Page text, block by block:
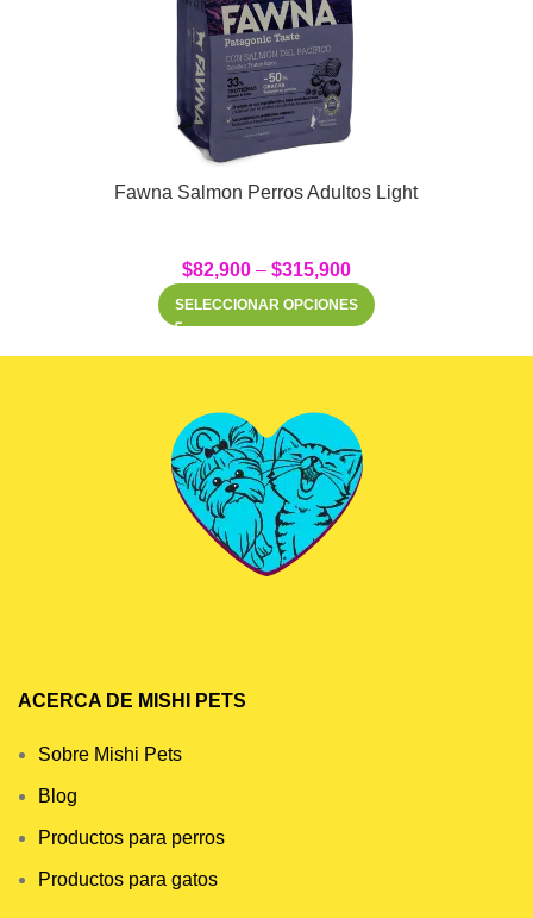
Fawna Salmon Perros Adultos Light
$82,900 – $315,900
SELECCIONAR OPCIONES
ACERCA DE MISHI PETS
Sobre Mishi Pets
Blog
Productos para perros
Productos para gatos